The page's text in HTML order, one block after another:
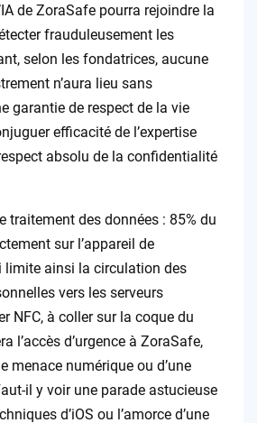
de ZoraSafe pourra rejoindre la
frauduleusement les
selon les fondatrices, aucune
n’aura lieu sans
garantie de respect de la vie
efficacité de l’expertise
absolu de la confidentialité
traitement des données : 85% du
sur l’appareil de
limite ainsi la circulation des
vers les serveurs
NFC, à coller sur la coque du
l’accès d’urgence à ZoraSafe,
menace numérique ou d’une
il y voir une parade astucieuse
d’iOS ou l’amorce d’une